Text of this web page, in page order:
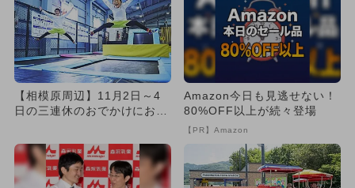
【相模原周辺】11月2日～4
日の三連休のおでかけにおす
Amazon今日も見逃せない！
80%OFF以上が続々登場
【PR】Amazon